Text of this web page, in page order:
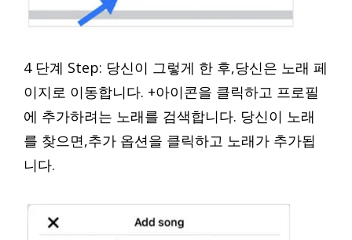
4 단계 Step: 당신이 그렇게 한 후,당신은 노래 페
이지로 이동합니다. +아이콘을 클릭하고 프로필
에 추가하려는 노래를 검색합니다. 당신이 노래
를 찾으면,추가 옵션을 클릭하고 노래가 추가됩
니다.